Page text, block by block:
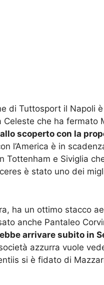
di Tuttosport il Napoli
che ha fermato
scoperto con la
l’America è in
Tottenham e Siviglia
è stato uno dei
ha un ottimo stacco
anche Pantaleo
arrivare subito in
azzurra vuole
si è fidato di